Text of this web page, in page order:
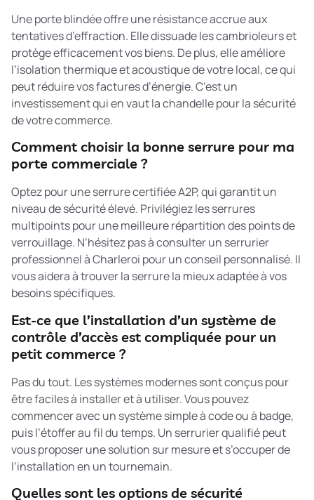
Une porte blindée offre une résistance accrue aux
tentatives d’effraction. Elle dissuade les cambrioleurs et
protège efficacement vos biens. De plus, elle améliore
l’isolation thermique et acoustique de votre local, ce qui
peut réduire vos factures d’énergie. C’est un
investissement qui en vaut la chandelle pour la sécurité
de votre commerce.
Comment choisir la bonne serrure pour ma
porte commerciale ?
Optez pour une serrure certifiée A2P, qui garantit un
niveau de sécurité élevé. Privilégiez les serrures
multipoints pour une meilleure répartition des points de
verrouillage. N’hésitez pas à consulter un serrurier
professionnel à Charleroi pour un conseil personnalisé. Il
vous aidera à trouver la serrure la mieux adaptée à vos
besoins spécifiques.
Est-ce que l’installation d’un système de
contrôle d’accès est compliquée pour un
petit commerce ?
Pas du tout. Les systèmes modernes sont conçus pour
être faciles à installer et à utiliser. Vous pouvez
commencer avec un système simple à code ou à badge,
puis l’étoffer au fil du temps. Un serrurier qualifié peut
vous proposer une solution sur mesure et s’occuper de
l’installation en un tournemain.
Quelles sont les options de sécurité